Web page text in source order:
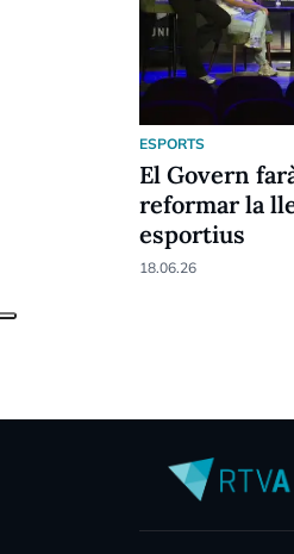
ESPORTS
El Govern
reformar la
esportius
18.06.26